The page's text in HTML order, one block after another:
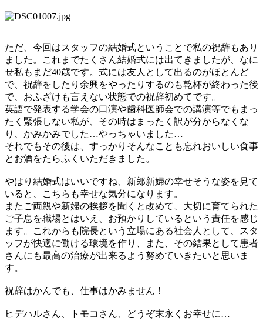
ただ、今回はスタッフの結婚式ということで私の祝辞もあり
ました。これまでたくさん結婚式には出てきましたが、なに
せ私もまだ40歳です。式には友人として出るのがほとんど
で、祝辞をしたり余興をやったりするのも乾杯が終わった後
で、おふざけも言えない状態での祝辞初めてです。
英語で発表する学会の口演や歯科医師会での講演等でもまっ
たく緊張しない私が、その時はまったく訳が分からなくな
り、かみかみでした…やっちゃいました…
それでもその後は、すっかりそんなことも忘れおいしい食事
とお酒をたらふくいただきました。
やはり結婚式はいいですね、新郎新婦の幸せそうな姿を見て
いると、こちらも幸せな気分になります。
またご両親や新婦の挨拶を聞くと改めて、大切に育てられた
ご子息を職場とはいえ、お預かりしているという責任を感じ
ます。これからも院長という立場にある社会人として、スタ
ッフが快適に働ける環境を作り、また、その結果として患者
さんにも最高の治療が出来るよう努めていきたいと思いま
す。
祝辞はかんでも、仕事はかみません！
ヒデハルさん、トモコさん、どうぞ末永くお幸せに…